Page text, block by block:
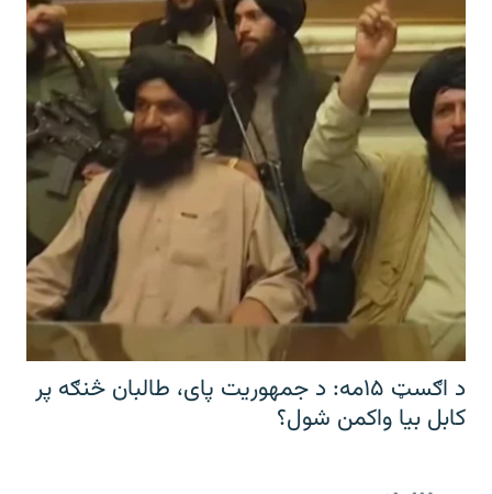
د اګسټ ۱۵مه: د جمهوریت پای، طالبان څنګه پر
کابل بیا واکمن شول؟